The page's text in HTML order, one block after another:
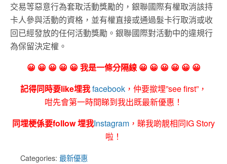
交易等惡意行為套取活動獎勵的，銀聯國際有權取消該持
卡人參與活動的資格，並有權直接或通過髮卡行取消或收
回已經發放的任何活動獎勵。銀聯國際對活動中的違規行
為保留決定權。
😀 😀 😀 😀 😀 我是一條分隔線 😀 😀 😀 😀 😀 😀
記得同時要like埋我facebook ，仲要撳埋”see first”，
咁先會第一時間睇到我出既最新優惠！
同埋梗係要follow 埋我Instagram ，睇我啲靚相同IG Story
啦！
Categories: 最新優惠